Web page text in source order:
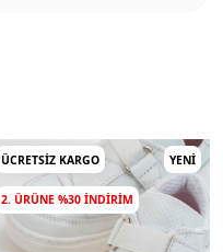
ÜCRETSIZ KARGO YENI
2. ÜRÜNE %30 INDIRIM